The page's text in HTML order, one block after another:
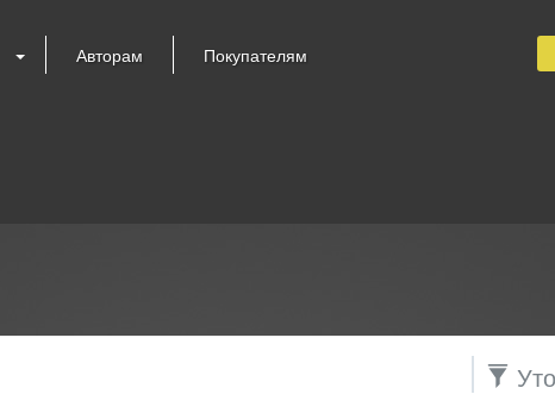
Авторам Покупателям